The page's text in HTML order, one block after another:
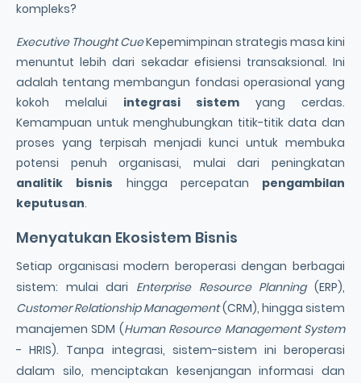
kompleks?
Executive Thought CueKepemimpinan strategis masa kini
menuntut lebih dari sekadar efisiensi transaksional. Ini
adalah tentang membangun fondasi operasional yang
kokoh melalui integrasi sistem yang cerdas.
Kemampuan untuk menghubungkan titik-titik data dan
proses yang terpisah menjadi kunci untuk membuka
potensi penuh organisasi, mulai dari peningkatan
analitik bisnis hingga percepatan pengambilan
keputusan.
Menyatukan Ekosistem Bisnis
Setiap organisasi modern beroperasi dengan berbagai
sistem: mulai dari Enterprise Resource Planning(ERP),
Customer Relationship Management(CRM), hingga sistem
manajemen SDM (Human Resource Management System
- HRIS). Tanpa integrasi, sistem-sistem ini beroperasi
dalam silo, menciptakan kesenjangan informasi dan